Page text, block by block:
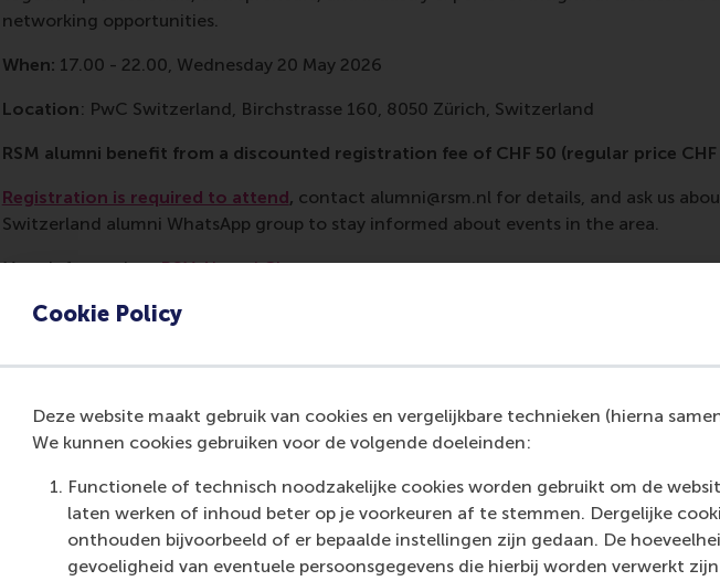
Cookie Policy
Deze website maakt gebruik van cookies en vergelijkbare technieken (hierna
We kunnen cookies gebruiken voor de volgende doeleinden:
Functionele of technisch noodzakelijke cookies worden gebruikt om de
laten werken of inhoud beter op je voorkeuren af te stemmen. Dergelijke
onthouden bijvoorbeeld of er bepaalde instellingen zijn gedaan. De
gevoeligheid van eventuele persoonsgegevens die hierbij worden verwerkt
networking opportunities.
When: 17.00 - 22.00, Wednesday 20 May 2026
Location: PwC Switzerland, Birchstrasse 160, 8050 Zürich, Switzerland
RSM alumni benefit from a discounted registration fee of CHF 50 (regular price CHF
Registration is required to attend, contact alumni@rsm.nl for details, and ask us
Switzerland alumni WhatsApp group to stay informed about events in the area.
More information:RSM Alumni Chapter
Delen Deel huidige pagina als Facebook bericht
Deel huidige pagina als X bericht
Deel huidige pagina als Bluesky bericht
Deel huidige pagina als LinkedIn bericht
Deel huidige pagina als e-mail bericht
Deel huidige pagina als